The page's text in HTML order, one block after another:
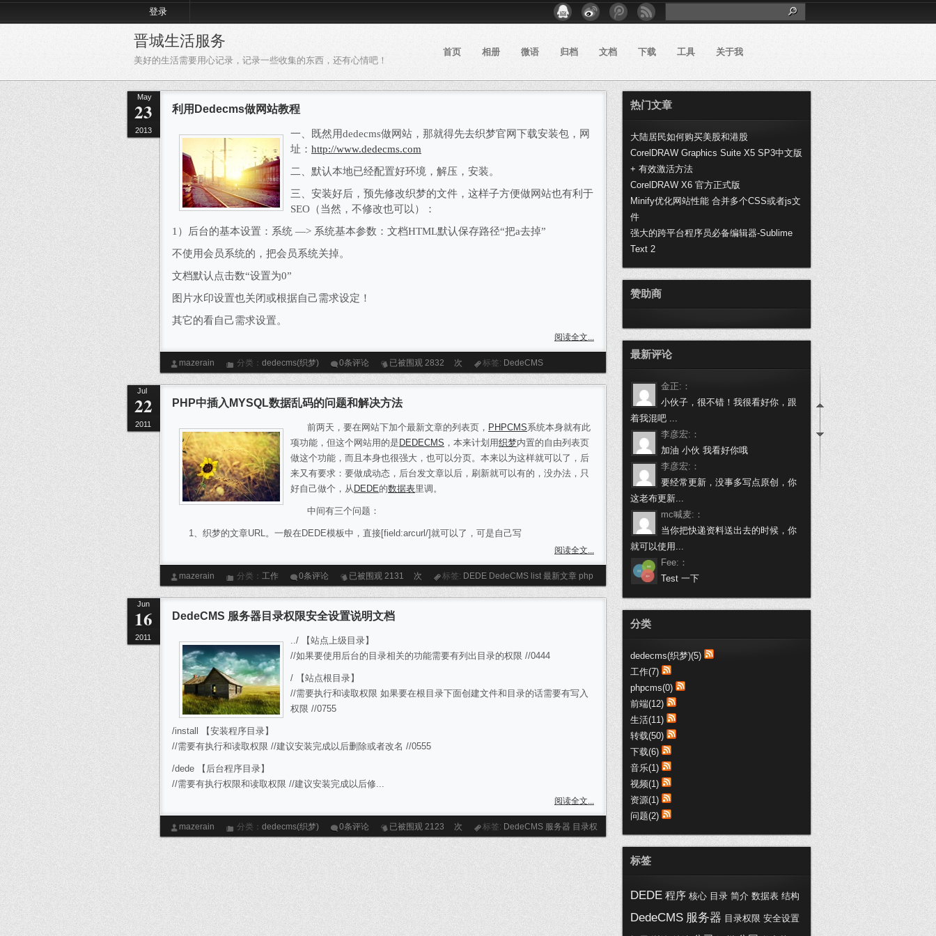
登录
晋城生活服务
美好的生活需要用心记录，记录一些收集的东西，还有心情吧！
首页 相册 微语 归档 文档 下载 工具 关于我
May
23
2013
利用Dedecms做网站教程
一、既然用dedecms做网站，那就得先去织梦官网下载安装包，网
址： http://www.dedecms.com
二、默认本地已经配置好环境，解压，安装。
三、安装好后，预先修改织梦的文件，这样子方便做网站也有利于
SEO （当然，不修改也可以）：
1 ）后台的基本设置：系统 —> 系统基本参数：文档HTML默认保存路径“把a去掉”
不使用会员系统的，把会员系统关掉。
文档默认点击数“设置为0”
图片水印设置也关闭或根据自己需求设定！
其它的看自己需求设置。
阅读全文...
mazerain 分类： dedecms(织梦) 0条评论 已被围观 2832 次 标签: DedeCMS
Jul
22
2011
PHP中插入MYSQL数据乱码的问题和解决方法
前两天，要在网站下加个最新文章的列表页， PHPCMS系统本身就有此
项功能，但这个网站用的是 DEDECMS ，本来计划用织梦内置的自由列表页
做这个功能，而且本身也很强大，也可以分页。本来以为这样就可以了，后
来又有要求：要做成动态，后台发文章以后，刷新就可以有的，没办法，只
好自己做个，从 DEDE的数据表里调。
中间有三个问题：
1、织梦的文章URL。一般在DEDE模板中，直接[field:arcurl/]就可以了，可是自己写
阅读全文...
mazerain 分类： 工作 0条评论 已被围观 2131 次 标签: DEDE DedeCMS list 最新文章 php
Jun
16
2011
DedeCMS 服务器目录权限安全设置说明文档
../ 【站点上级目录】
//如果要使用后台的目录相关的功能需要有列出目录的权限 //0444
/ 【站点根目录】
//需要执行和读取权限 如果要在根目录下面创建文件和目录的话需要有写入
权限 //0755
/install 【安装程序目录】
//需要有执行和读取权限 //建议安装完成以后删除或者改名 //0555
/dede 【后台程序目录】
//需要有执行权限和读取权限 //建议安装完成以后修...
阅读全文...
mazerain 分类： dedecms(织梦) 0条评论 已被围观 2123 次 标签: DedeCMS 服务器 目录权
热门文章
大陆居民如何购买美股和港股
CorelDRAW Graphics Suite X5 SP3中文版
+ 有效激活方法
CorelDRAW X6 官方正式版
Minify优化网站性能 合并多个CSS或者js文
件
强大的跨平台程序员必备编辑器-Sublime
Text 2
赞助商
最新评论
金正:：
小伙子，很不错！我很看好你，跟
着我混吧 ...
李彦宏:：
加油 小伙 我看好你哦
李彦宏:：
要经常更新，没事多写点原创，你
这老布更新...
mc喊麦:：
当你把快递资料送出去的时候，你
就可以使用...
Fee:：
Test 一下
做个程序员挺不容易的，身有体会
趣购网:：
这些代码真心不错，收藏了哦
黑喵客:：
不错不错，都是医疗行业-SEM干货
呀，加...
浦西vip:：
交换链接，您的博客写的不错。
分类
dedecms(织梦)(5)
工作(7)
phpcms(0)
前端(12)
生活(11)
转载(50)
下载(6)
音乐(1)
视频(1)
资源(1)
问题(2)
标签
DEDE 程序 核心 目录 简介 数据表 结构
DedeCMS 服务器 目录权限 安全设置